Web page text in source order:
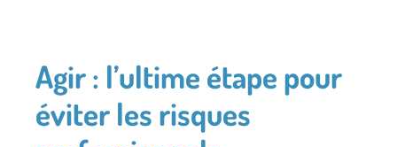
Agir : l’ultime étape pour
éviter les risques